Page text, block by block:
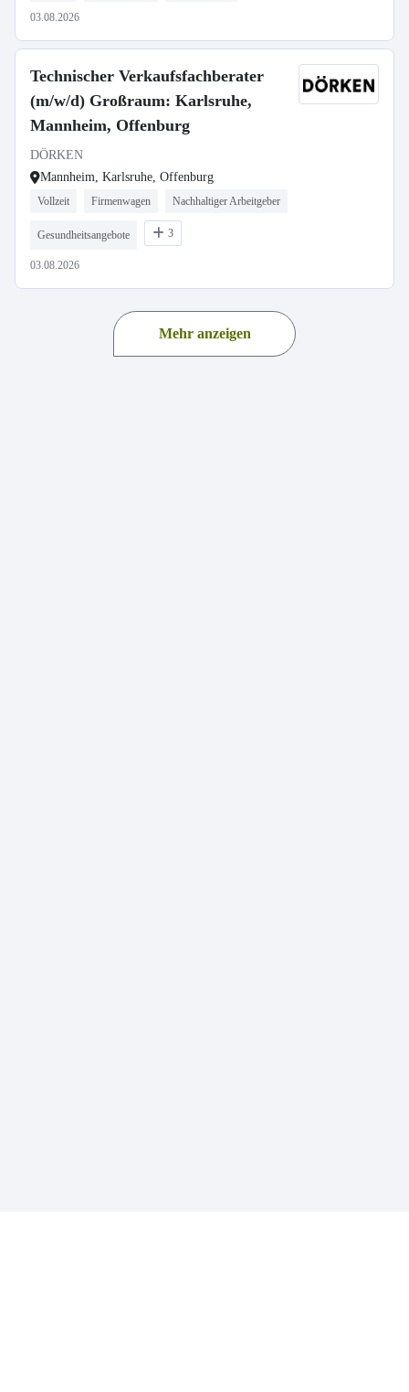
03.08.2026
Technischer Verkaufsfachberater
(m/w/d) Großraum: Karlsruhe,
Mannheim, Offenburg
DÖRKEN
Mannheim, Karlsruhe, Offenburg
Vollzeit Firmenwagen Nachhaltiger Arbeitgeber
Gesundheitsangebote 3
03.08.2026
Mehr anzeigen